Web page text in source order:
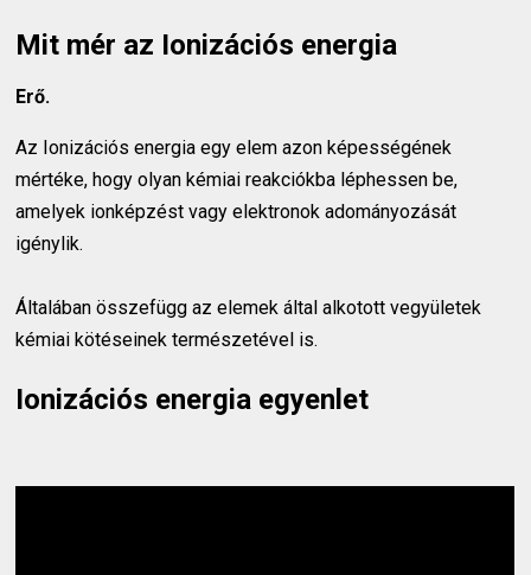
Mit mér az Ionizációs energia
Erő.
Az Ionizációs energia egy elem azon képességének
mértéke, hogy olyan kémiai reakciókba léphessen be,
amelyek ionképzést vagy elektronok adományozását
igénylik.
Általában összefügg az elemek által alkotott vegyületek
kémiai kötéseinek természetével is.
Ionizációs energia egyenlet